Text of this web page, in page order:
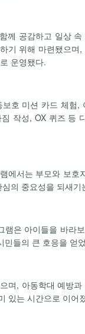
께 공감하고 일상
기 위해 마련됐으며
운영됐다.
호 미션 카드 체험,
작성, OX 퀴즈 등
에서는 부모와 보
의 중요성을 되새
은 아이들을 바라
민들의 큰 호응을 얻
며, 아동학대 예방
있는 시간으로 이어